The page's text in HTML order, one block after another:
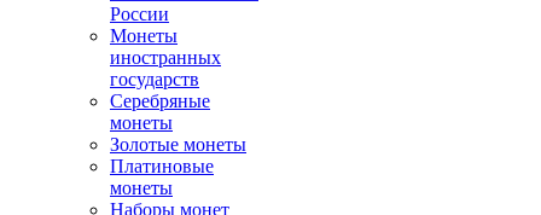
России
Монеты
иностранных
государств
Серебряные
монеты
Золотые монеты
Платиновые
монеты
Наборы монет